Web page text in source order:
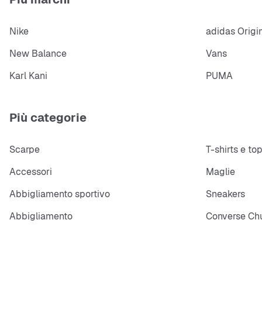
Nike adidas
New Balance
Vans
Karl Kani
PUMA
Più categorie
Scarpe T-shirts e top
Accessori
Maglie
Abbigliamento sportivo
Sneakers
Abbigliamento
Converse